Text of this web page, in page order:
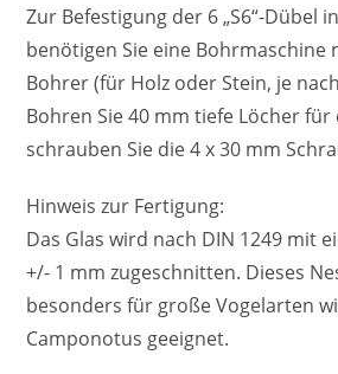
Zur Befestigung der 6 „S6“-Dübel
benötigen Sie eine Bohrmaschine
Bohrer (für Holz oder Stein, je
Bohren Sie 40 mm tiefe Löcher
schrauben Sie die 4 x 30 mm
Hinweis zur Fertigung:
Das Glas wird nach DIN 1249 mit
+/- 1 mm zugeschnitten. Dieses
besonders für große Vogelarten
Camponotus geeignet.